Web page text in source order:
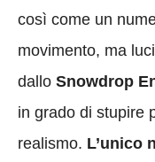
così come un
movimento, ma
dallo Snowdrop
in grado di stupire
realismo. L’unico